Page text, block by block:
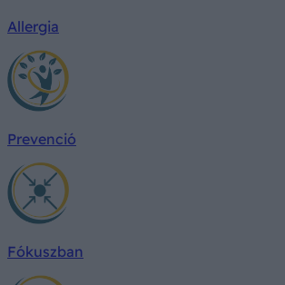
Allergia
Prevenció
Fókuszban